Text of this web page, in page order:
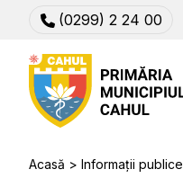
(0299) 2 24 00
Acasă Informații publice